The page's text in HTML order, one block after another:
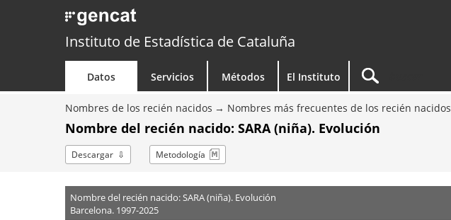
Instituto de Estadística de Cataluña
Datos Servicios Métodos El Instituto
Nombres de los recién nacidos Nombres más frecuentes de los recién nacidos
Nombre del recién nacido: SARA (niña). Evolución
Descargar Metodología
Nombre del recién nacido: SARA (niña). Evolución
Barcelona. 1997-2025